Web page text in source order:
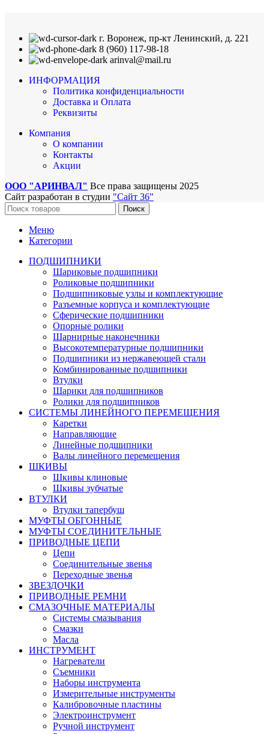
г. Воронеж, пр-кт Ленинский, д. 221
8 (960) 117-98-18
arinval@mail.ru
ИНФОРМАЦИЯ
Политика конфиденциальности
Доставка и Оплата
Реквизиты
Компания
О компании
Контакты
Акции
ООО "АРИНВАЛ" Все права защищены 2025
Сайт разработан в студии "Сайт 36"
Поиск
Меню
Категории
ПОДШИПНИКИ
Шариковые подшипники
Роликовые подшипники
Подшипниковые узлы и комплектующие
Разъемные корпуса и комплектующие
Сферические подшипники
Опорные ролики
Шарнирные наконечники
Высокотемпературные подшипники
Подшипники из нержавеющей стали
Комбинированные подшипники
Втулки
Шарики для подшипников
Ролики для подшипников
СИСТЕМЫ ЛИНЕЙНОГО ПЕРЕМЕЩЕНИЯ
Каретки
Направляющие
Линейные подшипники
Валы линейного перемещения
ШКИВЫ
Шкивы клиновые
Шкивы зубчатые
ВТУЛКИ
Втулки тапербуш
МУФТЫ ОБГОННЫЕ
МУФТЫ СОЕДИНИТЕЛЬНЫЕ
ПРИВОДНЫЕ ЦЕПИ
Цепи
Соединительные звенья
Переходные звенья
ЗВЕЗДОЧКИ
ПРИВОДНЫЕ РЕМНИ
СМАЗОЧНЫЕ МАТЕРИАЛЫ
Системы смазывания
Смазки
Масла
ИНСТРУМЕНТ
Нагреватели
Съемники
Наборы инструмента
Измерительные инструменты
Калибровочные пластины
Электроинструмент
Ручной инструмент